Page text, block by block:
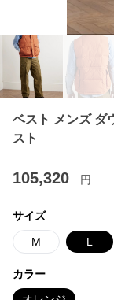
ベスト メンズ ダ
スト
105,320 円
サイズ
M L
カラー